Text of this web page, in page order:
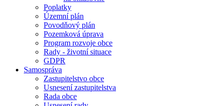
Poplatky
Územní plán
Povodňový plán
Pozemková úprava
Program rozvoje obce
Rady - životní situace
GDPR
Samospráva
Zastupitelstvo obce
Usnesení zastupitelstva
Rada obce